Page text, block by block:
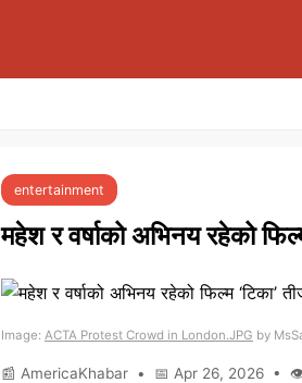
entertainment
महेश र वर्षाको अभिनय रहेको
Image: ACTA Protest Crowd in London.JPG by
📰 AmericaKhabar • 📅 Apr 26, 2026 • 👁